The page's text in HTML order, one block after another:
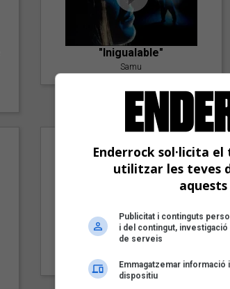
"Inigualable"
Samu
"Amb tu"
Enderrock sol·licita
utilitzar les teves
Publicitat i continguts
i del contingut,
de serveis
Emmagatzemar informació
dispositiu